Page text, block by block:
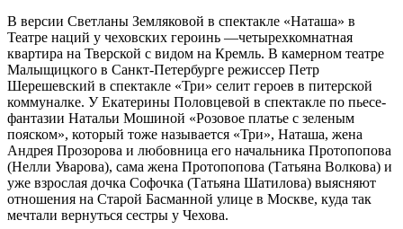
В версии Светланы Земляковой в спектакле «Наташа» в
Театре наций у чеховских героинь —четырехкомнатная
квартира на Тверской с видом на Кремль. В камерном театре
Малыщицкого в Санкт-Петербурге режиссер Петр
Шерешевский в спектакле «Три» селит героев в питерской
коммуналке. У Екатерины Половцевой в спектакле по пьесе-
фантазии Натальи Мошиной «Розовое платье с зеленым
пояском», который тоже называется «Три», Наташа, жена
Андрея Прозорова и любовница его начальника Протопопова
(Нелли Уварова), сама жена Протопопова (Татьяна Волкова) и
уже взрослая дочка Софочка (Татьяна Шатилова) выясняют
отношения на Старой Басманной улице в Москве, куда так
мечтали вернуться сестры у Чехова.